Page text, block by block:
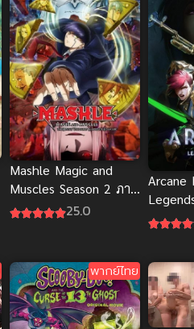
Mashle Magic and
Muscles Season 2 ภาค
2 ซับไทย 25.0
Arcane
ตำนานซี
พากย์ไทย